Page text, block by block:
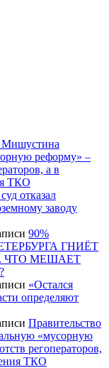
Мишустина
реформу» –
а в
ТКО
отказал
заводу
90%
ГНИЁТ
ЧТО МЕШАЕТ
«Остался
определяют
Правительство
«мусорную
регоператоров,
ТКО